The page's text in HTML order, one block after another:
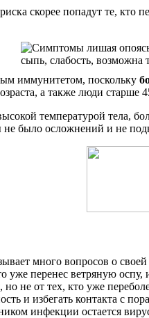
скорее попадут те, кто
иммунитетом, поскольку
а также люди старше
температурой
было осложнений и не
много вопросов о своей
уже перенес ветряную
не от тех, кто уже
и избегать контакта с
инфекции остается